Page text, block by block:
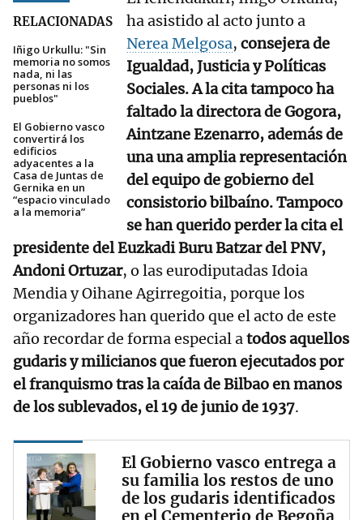
RELACIONADAS
Iñigo Urkullu: "Sin
memoria no somos
nada, ni las
personas ni los
pueblos"
El Gobierno vasco
convertirá los
edificios
adyacentes a la
Casa de Juntas de
Gernika en un
“espacio vinculado
a la memoria”
ha asistido al acto junto a
Nerea Melgosa, consejera de
Igualdad, Justicia y Políticas
Sociales. A la cita tampoco ha
faltado la directora de Gogora,
Aintzane Ezenarro, además de
una una amplia representación
del equipo de gobierno del
consistorio bilbaíno. Tampoco
se han querido perder la cita el
presidente del Euzkadi Buru Batzar del PNV,
Andoni Ortuzar, o las eurodiputadas Idoia
Mendia y Oihane Agirregoitia, porque los
organizadores han querido que el acto de este
año recordar de forma especial atodos aquellos
gudaris y milicianos que fueron ejecutados por
el franquismo tras la caída de Bilbao en manos
de los sublevados, el 19 de junio de 1937.
El Gobierno vasco entrega a
su familia los restos de uno
de los gudaris identificados